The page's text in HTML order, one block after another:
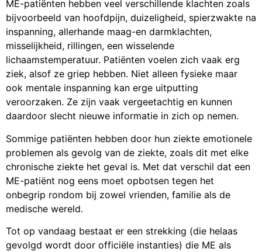
ME-patiënten hebben veel verschillende klachten zoals
bijvoorbeeld van hoofdpijn, duizeligheid, spierzwakte na
inspanning, allerhande maag-en darmklachten,
misselijkheid, rillingen, een wisselende
lichaamstemperatuur. Patiënten voelen zich vaak erg
ziek, alsof ze griep hebben. Niet alleen fysieke maar
ook mentale inspanning kan erge uitputting
veroorzaken. Ze zijn vaak vergeetachtig en kunnen
daardoor slecht nieuwe informatie in zich op nemen.
Sommige patiënten hebben door hun ziekte emotionele
problemen als gevolg van de ziekte, zoals dit met elke
chronische ziekte het geval is. Met dat verschil dat een
ME-patiënt nog eens moet opbotsen tegen het
onbegrip rondom bij zowel vrienden, familie als de
medische wereld.
Tot op vandaag bestaat er een strekking (die helaas
gevolgd wordt door officiële instanties) die ME als